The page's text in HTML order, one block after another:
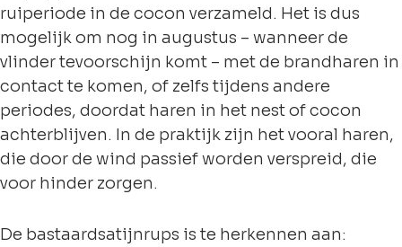
ruiperiode in de cocon verzameld. Het is dus
mogelijk om nog in augustus – wanneer de
vlinder tevoorschijn komt – met de brandharen in
contact te komen, of zelfs tijdens andere
periodes, doordat haren in het nest of cocon
achterblijven. In de praktijk zijn het vooral haren,
die door de wind passief worden verspreid, die
voor hinder zorgen.
De bastaardsatijnrups is te herkennen aan: